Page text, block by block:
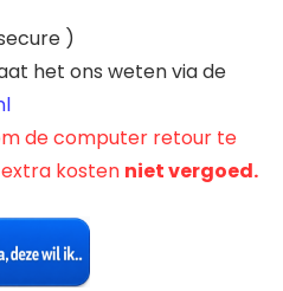
)
het ons weten via de
de computer retour te
kosten niet vergoed.